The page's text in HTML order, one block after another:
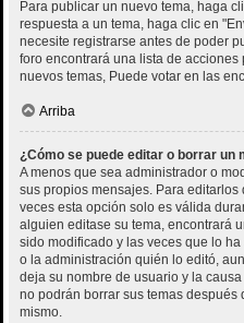
Para publicar un nuevo tema, haga
respuesta a un tema, haga clic en
necesite registrarse antes de poder
foro encontrará una lista de
nuevos temas, Puede votar en las
Arriba
¿Cómo se puede editar o borrar un
A menos que sea administrador o
sus propios mensajes. Para
veces esta opción solo es válida
alguien editase su tema, encontrará
sido modificado y las veces que lo
o la administración quién lo editó,
deja su nombre de usuario y la
no podrán borrar sus temas
mismo.